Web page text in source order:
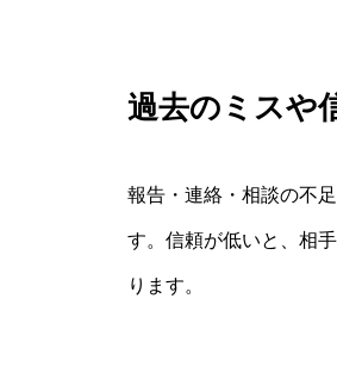
過去のミスや
報告・連絡・相談の不
す。信頼が低いと、相
ります。